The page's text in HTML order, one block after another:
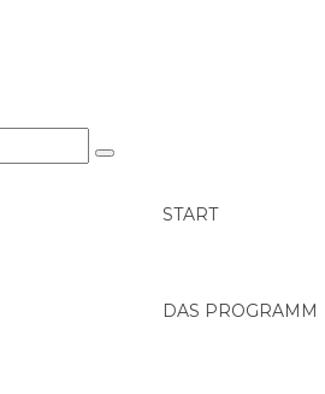
START
DAS PROGRAMM